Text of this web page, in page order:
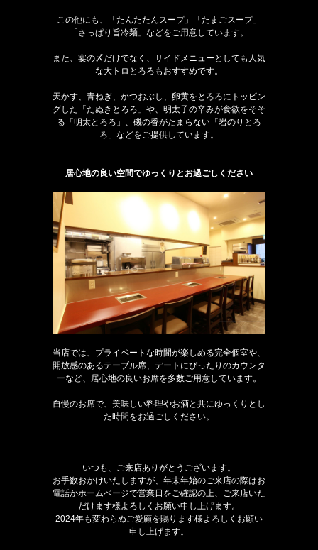
この他にも、「たんたたんスープ」「たまごスープ」
「さっぱり旨冷麺」などをご用意しています。
また、宴の〆だけでなく、サイドメニューとしても人気
な大トロとろろもおすすめです。
天かす、青ねぎ、かつおぶし、卵黄をとろろにトッピン
グした「たぬきとろろ」や、明太子の辛みが食欲をそそ
る「明太とろろ」、磯の香がたまらない「岩のりとろ
ろ」などをご提供しています。
居心地の良い空間でゆっくりとお過ごしください
当店では、プライベートな時間が楽しめる完全個室や、
開放感のあるテーブル席、デートにぴったりのカウンタ
ーなど、居心地の良いお席を多数ご用意しています。
自慢のお席で、美味しい料理やお酒と共にゆっくりとし
た時間をお過ごしください。
いつも、ご来店ありがとうございます。
お手数おかけいたしますが、年末年始のご来店の際はお
電話かホームページで営業日をご確認の上、ご来店いた
だけます様よろしくお願い申し上げます。
2024年も変わらぬご愛顧を賜ります様よろしくお願い
申し上げます。